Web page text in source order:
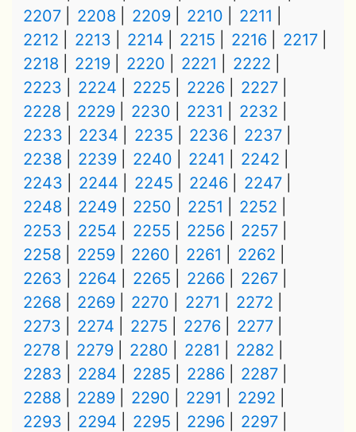
2207
2208 2209 2210
2211
2212
2213 2214 2215 2216
2217
2218
2219 2220 2221
2222
2223
2224 2225 2226
2227
2228
2229 2230 2231
2232
2233
2234 2235 2236
2237
2238
2239 2240 2241
2242
2243
2244 2245 2246
2247
2248
2249 2250 2251
2252
2253
2254 2255 2256
2257
2258
2259 2260 2261
2262
2263
2264 2265 2266
2267
2268
2269 2270 2271
2272
2273
2274 2275 2276
2277
2278
2279 2280 2281
2282
2283
2284 2285 2286
2287
2288
2289 2290 2291
2292
2293
2294 2295 2296
2297